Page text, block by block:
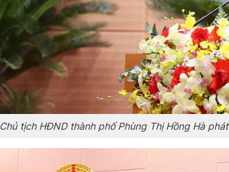
Chủ tịch HĐND thành phố Phùng Thị Hồng Hà